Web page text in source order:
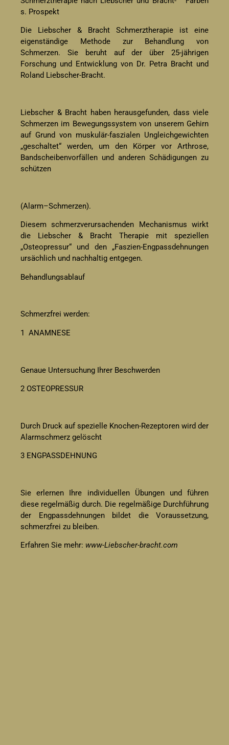
s. Prospekt
Die Liebscher & Bracht Schmerztherapie ist eine
eigenständige Methode zur Behandlung von
Schmerzen. Sie beruht auf der über 25-jährigen
Forschung und Entwicklung von Dr. Petra Bracht und
Roland Liebscher-Bracht.
Liebscher & Bracht haben herausgefunden, dass viele
Schmerzen im Bewegungssystem von unserem Gehirn
auf Grund von muskulär-faszialen Ungleichgewichten
„geschaltet“ werden, um den Körper vor Arthrose,
Bandscheibenvorfällen und anderen Schädigungen zu
schützen
(Alarm–Schmerzen).
Diesem schmerzverursachenden Mechanismus wirkt
die Liebscher & Bracht Therapie mit speziellen
„Osteopressur“ und den „Faszien-Engpassdehnungen
ursächlich und nachhaltig entgegen.
Behandlungsablauf
Schmerzfrei werden:
1 ANAMNESE
Genaue Untersuchung Ihrer Beschwerden
2 OSTEOPRESSUR
Durch Druck auf spezielle Knochen-Rezeptoren wird der
Alarmschmerz gelöscht
3 ENGPASSDEHNUNG
Sie erlernen Ihre individuellen Übungen und führen
diese regelmäßig durch. Die regelmäßige Durchführung
der Engpassdehnungen bildet die Voraussetzung,
schmerzfrei zu bleiben.
Erfahren Sie mehr: www-Liebscher-bracht.com